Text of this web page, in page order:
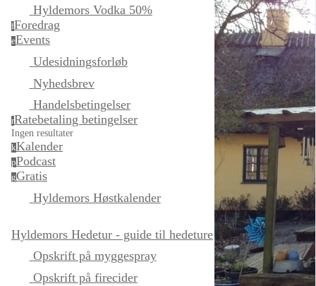
Hyldemors Vodka 50%
fForedrag
eEvents
Udesidningsforløb
Nyhedsbrev
Handelsbetingelser
rRatebetaling betingelser
Ingen resultater
kKalender
pPodcast
gGratis
Hyldemors Høstkalender
Hyldemors Hedetur - guide til hedeture
Opskrift på myggespray
Opskrift på firecider